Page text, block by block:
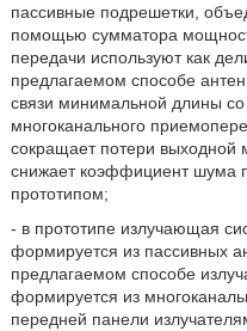
пассивные подрешетки,
помощью сумматора
передачи используют как
предлагаемом способе
связи минимальной длины
многоканального
сокращает потери выходной
снижает коэффициент шума
прототипом;
- в прототипе излучающая
формируется из пассивных
предлагаемом способе
формируется из
передней панели